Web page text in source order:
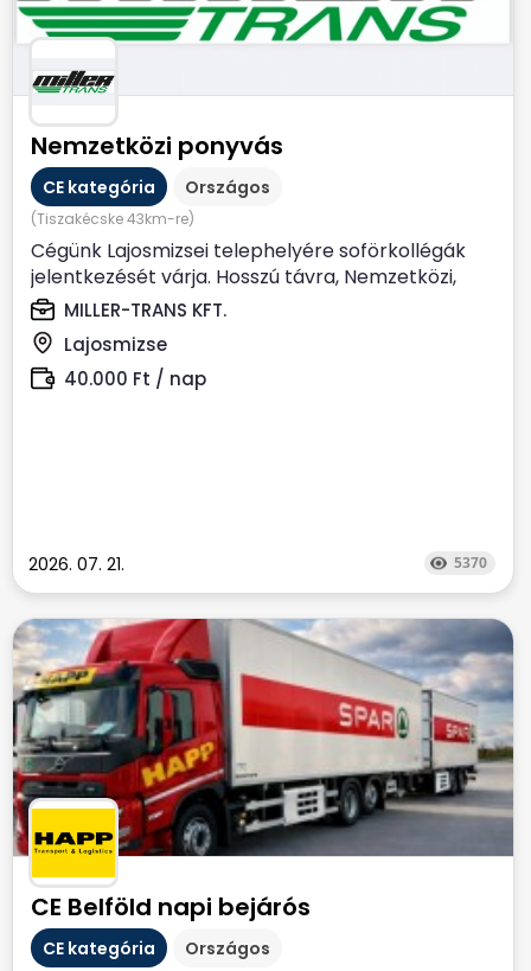
Nemzetközi ponyvás
CE kategória Országos
(Tiszakécske 43km-re)
Cégünk Lajosmizsei telephelyére soförkollégák
jelentkezését várja. Hosszú távra, Nemzetközi,
Ponyvás...
MILLER-TRANS KFT.
Lajosmizse
40.000 Ft / nap
2026. 07. 21. 5370
CE Belföld napi bejárós
CE kategória Országos